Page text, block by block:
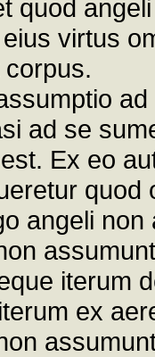
quod
virtus
ad se
Ex eo
angeli
iterum
ex